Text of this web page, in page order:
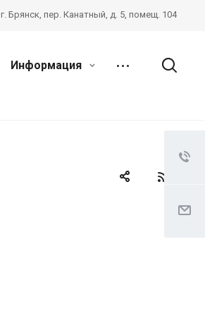
г. Брянск, пер. Канатный, д. 5, помещ. 104
Информация